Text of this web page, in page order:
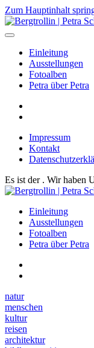
Zum Hauptinhalt
Einleitung
Ausstellungen
Fotoalben
Petra über Petra
Impressum
Kontakt
Es ist der . Wir haben
Einleitung
Ausstellungen
Fotoalben
Petra über Petra
natur
menschen
kultur
reisen
architektur